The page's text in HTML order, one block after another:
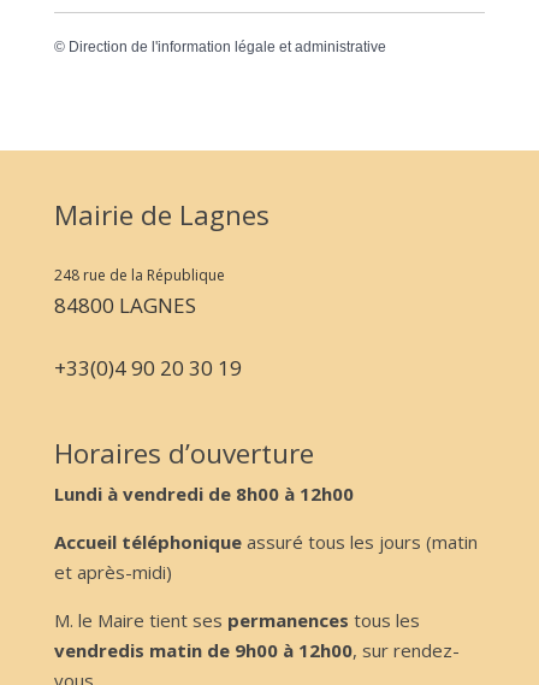
© Direction de l'information légale et administrative
Mairie de Lagnes
248 rue de la République
84800 LAGNES
+33(0)4 90 20 30 19
Horaires d’ouverture
Lundi à vendredi de 8h00 à 12h00
Accueil téléphoniqueassuré tous les jours (matin
et après-midi)
M. le Maire tient ses permanences tous les
vendredis matin de 9h00 à 12h00, sur rendez-
vous